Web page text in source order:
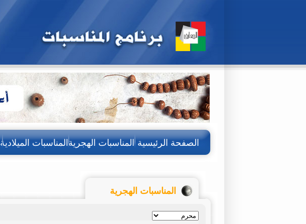
الصفحة الرئيسية المناسبات الهجرية المناسبات الميلادية
المناسبات الهجرية